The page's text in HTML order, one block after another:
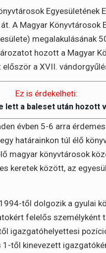
Egyesületének
A Magyar Könyvtárosok
megalakulásának
hozott a Magyar
a XVII.
Ez is érdekelheti:
lett a baleset után hozott
évben 5-6 arra
határainkon túl élő
magyar könyvtárosok
keretek között, az
től dolgozik a gyulai
felelős személyként
igazgatóhelyettesi
től kinevezett